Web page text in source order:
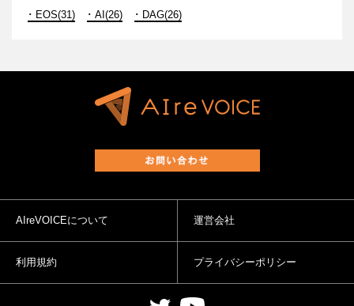
EOS(31) AI(26) DAG(26)
AIreVOICEについて 運営会社
利用規約 プライバシーポリシー